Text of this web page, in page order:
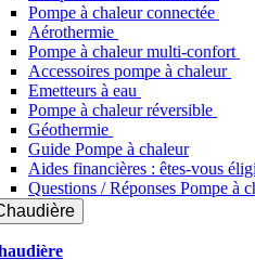
Pompe à chaleur connectée
Aérothermie
Pompe à chaleur multi-confort
Accessoires pompe à chaleur
Emetteurs à eau
Pompe à chaleur réversible
Géothermie
Guide Pompe à chaleur
Aides financières : êtes-vous
Questions / Réponses Pompe à